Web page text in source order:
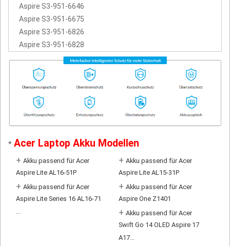
Aspire S3-951-6646
Aspire S3-951-6675
Aspire S3-951-6826
Aspire S3-951-6828
* Acer Laptop Akku Modellen
+ Akku passend für Acer
Aspire Lite AL16-51P
+ Akku passend für Acer
Aspire Lite AL15-31P
+ Akku passend für Acer
Aspire Lite Series 16 AL16-71
...
+ Akku passend für Acer
Aspire One Z1401
+ Akku passend für Acer
Swift Go 14 OLED Aspire 17
A17...